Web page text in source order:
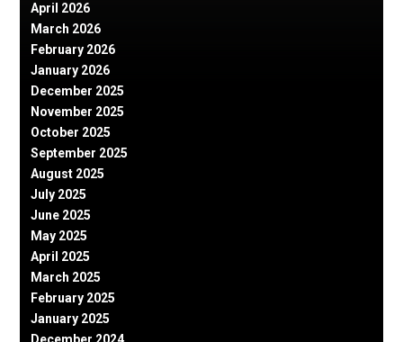
April 2026
March 2026
February 2026
January 2026
December 2025
November 2025
October 2025
September 2025
August 2025
July 2025
June 2025
May 2025
April 2025
March 2025
February 2025
January 2025
December 2024